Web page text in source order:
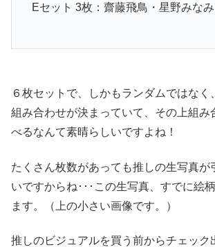
Eセット 3枚：齋藤飛鳥・星野みな
６枚セットで、しかもランダムではなく
組み合わせが決まっていて、その上組み
べるなんて素晴らしいですよね！
たくさん枚数があっても推しの生写真が
いですからね･･･この生写真、すでに絵
ます。（上の小さい画像です。）
推しのビジュアルを買う前からチェック